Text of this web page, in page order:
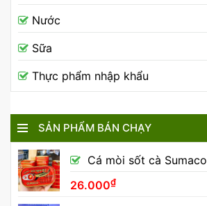
Nước
Sữa
Thực phẩm nhập khẩu
SẢN PHẨM BÁN CHẠY
Cá mòi sốt cà Sumaco
26.000₫